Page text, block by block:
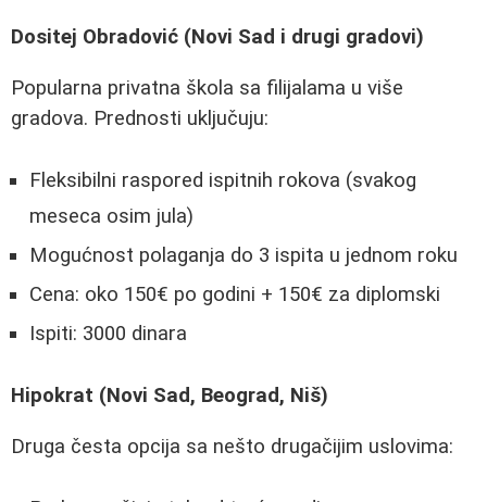
Dositej Obradović (Novi Sad i drugi gradovi)
Popularna privatna škola sa filijalama u više
gradova. Prednosti uključuju:
Fleksibilni raspored ispitnih rokova (svakog
meseca osim jula)
Mogućnost polaganja do 3 ispita u jednom roku
Cena: oko 150€ po godini + 150€ za diplomski
Ispiti: 3000 dinara
Hipokrat (Novi Sad, Beograd, Niš)
Druga česta opcija sa nešto drugačijim uslovima: